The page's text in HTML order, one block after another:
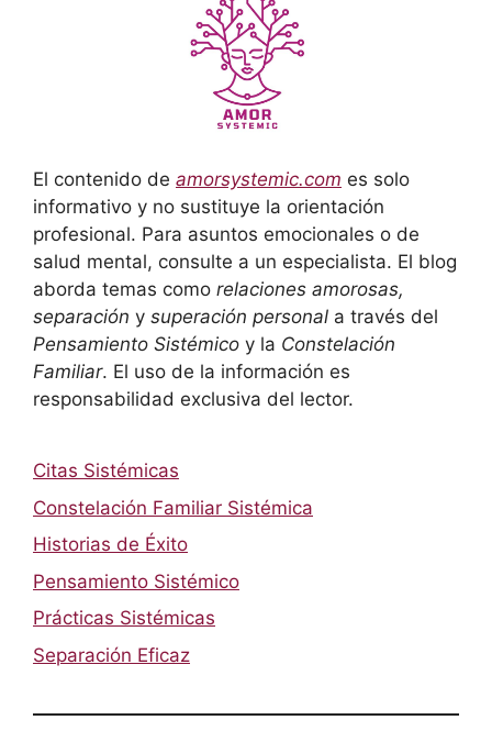
El contenido de amorsystemic.com es solo
informativo y no sustituye la orientación
profesional. Para asuntos emocionales o de
salud mental, consulte a un especialista. El blog
aborda temas como relaciones amorosas,
separación y superación personal a través del
Pensamiento Sistémico y la Constelación
Familiar. El uso de la información es
responsabilidad exclusiva del lector.
Citas Sistémicas
Constelación Familiar Sistémica
Historias de Éxito
Pensamiento Sistémico
Prácticas Sistémicas
Separación Eficaz